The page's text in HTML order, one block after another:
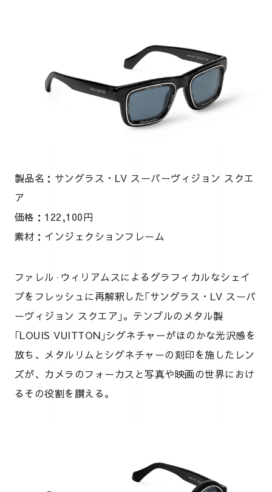
製品名：サングラス・LV スーパーヴィジョン スクエ
ア
価格：122,100円
素材：インジェクションフレーム
ファレル·ウィリアムスによるグラフィカルなシェイ
プをフレッシュに再解釈した｢サングラス・LV スーパ
ーヴィジョン スクエア｣。テンプルのメタル製
｢LOUIS VUITTON｣シグネチャーがほのかな光沢感を
放ち、メタルリムとシグネチャーの刻印を施したレン
ズが、カメラのフォーカスと写真や映画の世界におけ
るその役割を讃える。